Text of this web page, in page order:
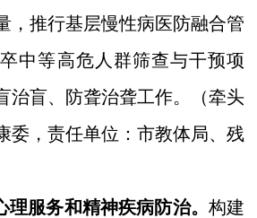
，推行基层慢性病医防融合管
中等高危人群筛查与干预项
治盲、防聋治聋工作。
（牵头
委， 责任单位：市教体局、残
理服务和精神疾病防治。 构建